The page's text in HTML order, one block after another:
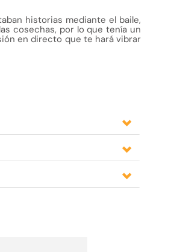
historias mediante el baile,
cosechas, por lo que tenía un
en directo que te hará vibrar